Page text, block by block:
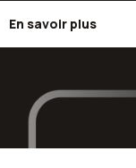
En savoir plus